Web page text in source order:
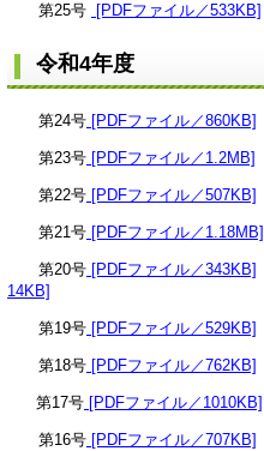
第25号 [PDFファイル／533KB]
令和4年度
第24号 [PDFファイル／860KB]
第23号 [PDFファイル／1.2MB]
第22号 [PDFファイル／507KB]
第21号 [PDFファイル／1.18MB]
第20号 [PDFファイル／343KB]
14KB]
第19号 [PDFファイル／529KB]
第18号 [PDFファイル／762KB]
第17号 [PDFファイル／1010KB]
第16号 [PDFファイル／707KB]